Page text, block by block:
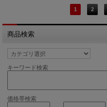
1 2
商品検索
キーワード検索
価格帯検索